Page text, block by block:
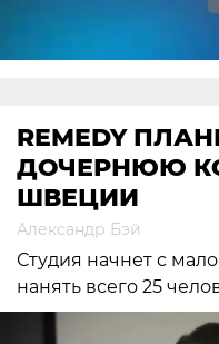
REMEDY
ДОЧЕРНЮЮ
ШВЕЦИИ
Александр Бэй
Студия начнет с
нанять всего 25